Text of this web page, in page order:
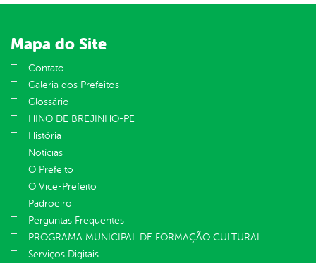
Mapa do Site
Contato
Galeria dos Prefeitos
Glossário
HINO DE BREJINHO-PE
História
Notícias
O Prefeito
O Vice-Prefeito
Padroeiro
Perguntas Frequentes
PROGRAMA MUNICIPAL DE FORMAÇÃO CULTURAL
Serviços Digitais